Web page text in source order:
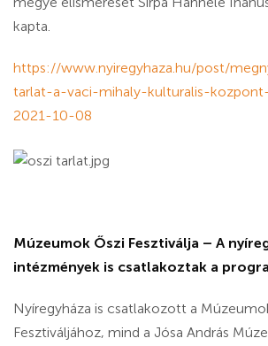
kapta.
https://www.nyiregyhaza.hu/post/
tarlat-a-vaci-mihaly-kulturalis-
2021-10-08
Múzeumok Őszi Fesztiválja – A
intézmények is csatlakoztak a
Nyíregyháza is csatlakozott a
Fesztiváljához, mind a Jósa András